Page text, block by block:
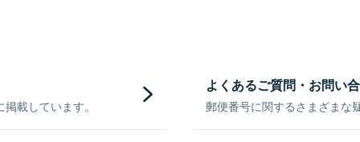
載しています。
よくあるご質問・お問い
郵便番号に関するさまざまな